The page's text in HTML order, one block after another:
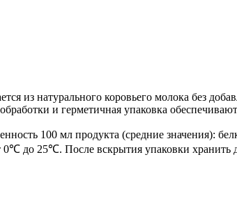
из натурального коровьего молока без
и герметичная упаковка
100 мл продукта (средние значения):
0℃ до 25℃. После вскрытия упаковки хранить